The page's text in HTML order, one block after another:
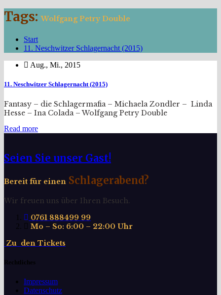
Tags:Wolfgang Petry Double
Start
11. Neschwitzer Schlagernacht (2015)
Aug., Mi., 2015
11. Neschwitzer Schlagernacht (2015)
Fantasy – die Schlagermafia – Michaela Zondler – Linda
Hesse – Ina Colada – Wolfgang Petry Double
Read more
Seien Sie unser Gast!
Bereit für einen Schlagerabend?
Wir freuen uns über Ihren Besuch.
0761 888499 99
Mo – So: 6:00 – 22:00 Uhr
Zu den Tickets
Rechtliches
Impressum
Datenschutz